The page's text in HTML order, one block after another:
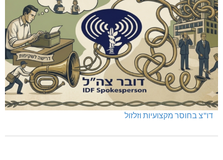
דו"צ בחוסר מקצועיות וזלזול